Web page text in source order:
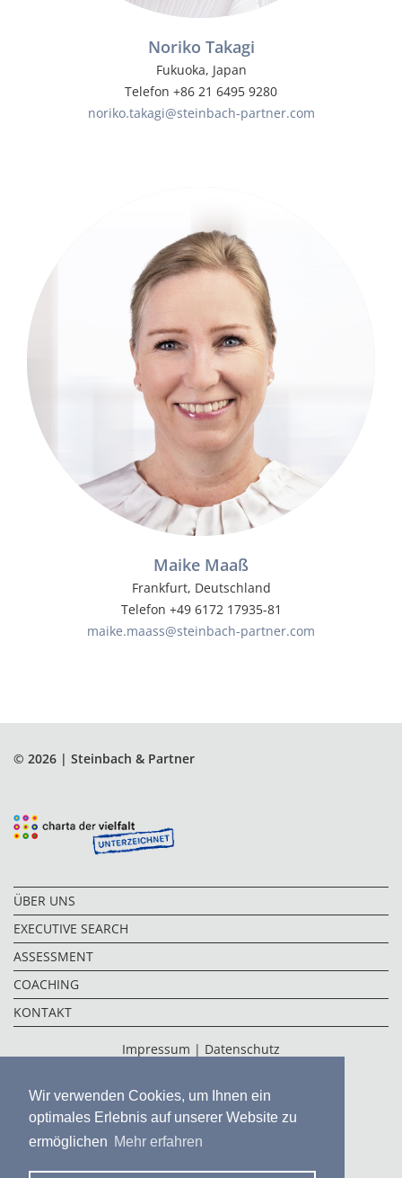
Wir verwenden Cookies, um Ihnen ein
optimales Erlebnis auf unserer Website zu
ermöglichen Mehr erfahren
Noriko Takagi
Fukuoka, Japan
Telefon +86 21 6495 9280
noriko.takagi@steinbach-partner.com
Maike Maaß
Frankfurt, Deutschland
Telefon +49 6172 17935-81
maike.maass@steinbach-partner.com
© 2026 | Steinbach & Partner
ÜBER UNS
EXECUTIVE SEARCH
ASSESSMENT
COACHING
KONTAKT
Impressum | Datenschutz